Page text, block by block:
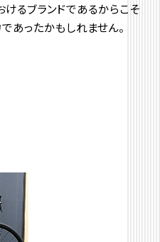
るブランドであるからこそ
あったかもしれません。